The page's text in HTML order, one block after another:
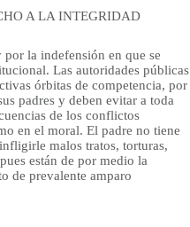
A LA INTEGRIDAD
la indefensión en que se
Las autoridades públicas
órbitas de competencia, por
padres y deben evitar a toda
de los conflictos
en el moral. El padre no tiene
malos tratos, torturas,
están de por medio la
de prevalente amparo